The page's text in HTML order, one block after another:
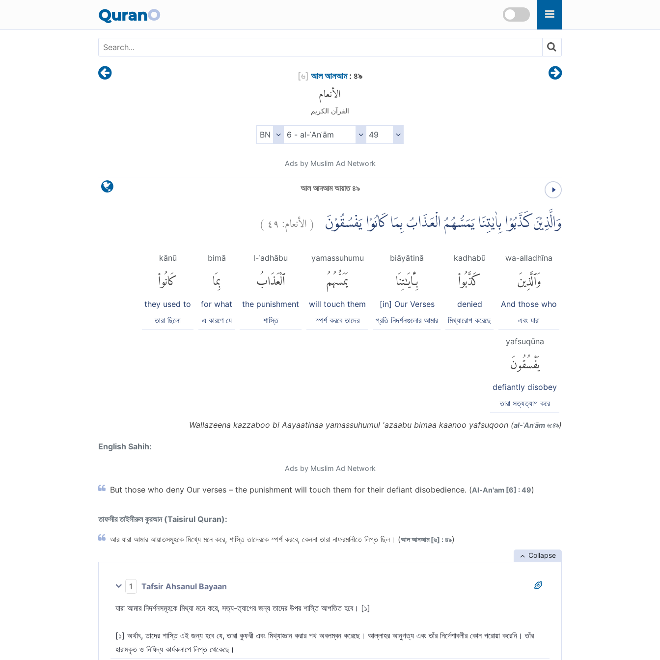
QuranO
[৬] আল আনআম: ৪৯
الأنعام
القرآن الكريم
Ads by Muslim Ad Network
আল আনআম আয়াত ৪৯
وَالَّذِيْنَ كَذَّبُوْا بِاٰيٰتِنَا يَمَسُّهُمُ الْعَذَابُ بِمَا كَانُوْا يَفْسُقُوْنَ (الأنعام:٤٩)
wa-alladhīna
وَٱلَّذِينَ
And those who
এবং যারা
kadhabū
كَذَّبُوا۟
denied
মিথ্যারোপ করেছে
biāyātinā
بِـَٔايَٰتِنَا
[in] Our Verses
প্রতি নিদর্শনগুলোর আমার
yamassuhumu
يَمَسُّهُمُ
will touch them
স্পর্শ করবে তাদের
l-ʿadhābu
ٱلْعَذَابُ
the punishment
শাস্তি
bimā
بِمَا
for what
এ কারণে যে
kānū
كَانُوا۟
they used to
তারা ছিলো
yafsuqūna
يَفْسُقُونَ
defiantly disobey
তারা সত্যত্যাগ করে
Wallazeena kazzaboo bi Aayaatinaa yamassuhumul 'azaabu bimaa kaanoo yafsuqoon (al-ʾAnʿām ৬:৪৯)
English Sahih:
Ads by Muslim Ad Network
But those who deny Our verses – the punishment will touch them for their defiant disobedience. (Al-An'am [6] : 49)
তাফসীর তাইসীরুল কুরআন (Taisirul Quran):
আর যারা আমার আয়াতসমূহকে মিথ্যে মনে করে, শাস্তি তাদেরকে স্পর্শ করবে, কেননা তারা নাফরমানীতে লিপ্ত ছিল। (আল আনআম [৬] : ৪৯)
Collapse
1 Tafsir Ahsanul Bayaan
যারা আমার নিদর্শনসমূহকে মিথ্যা মনে করে, সত্য-ত্যাগের জন্য তাদের উপর শাস্তি আপতিত হবে। [১]
[১] অর্থাৎ, তাদের শাস্তি এই জন্য হবে যে, তারা কুফরী এবং মিথ্যাজ্ঞান করার পথ অবলম্বন করেছে। আল্লাহর আনুগত্য এবং তাঁর নির্দেশাবলীর কোন পরোয়া করেনি। তাঁর
হারামকৃত ও নিষিদ্ধ কার্যকলাপে লিপ্ত থেকেছে।